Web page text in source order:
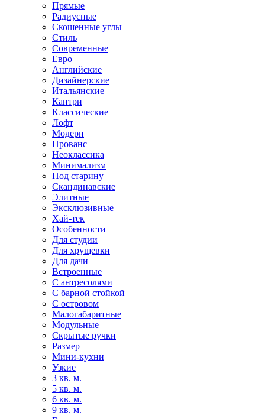
Прямые
Радиусные
Скошенные углы
Стиль
Современные
Евро
Английские
Дизайнерские
Итальянские
Кантри
Классические
Лофт
Модерн
Прованс
Неоклассика
Минимализм
Под старину
Скандинавские
Элитные
Эксклюзивные
Хай-тек
Особенности
Для студии
Для хрущевки
Для дачи
Встроенные
С антресолями
С барной стойкой
С островом
Малогабаритные
Модульные
Скрытые ручки
Размер
Мини-кухни
Узкие
3 кв. м.
5 кв. м.
6 кв. м.
9 кв. м.